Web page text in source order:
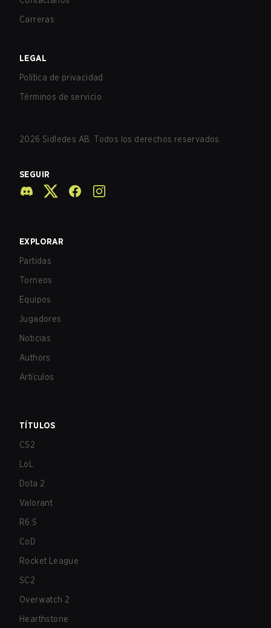
Carreras
LEGAL
Política de privacidad
Términos de servicio
2026 Sidledes AB. Todos los derechos reservados.
SEGUIR
EXPLORAR
Partidas
Torneos
Equipos
Jugadores
Noticias
Authors
Artículos
TÍTULOS
CS2
LoL
Dota 2
Valorant
R6:S
CoD
Rocket League
SC2
Overwatch 2
Hearthstone